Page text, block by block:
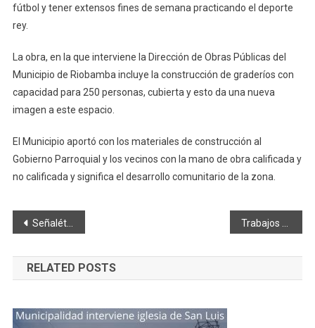
fútbol y tener extensos fines de semana practicando el deporte
rey.
La obra, en la que interviene la Dirección de Obras Públicas del
Municipio de Riobamba incluye la construcción de graderíos con
capacidad para 250 personas, cubierta y esto da una nueva
imagen a este espacio.
El Municipio aportó con los materiales de construcción al
Gobierno Parroquial y los vecinos con la mano de obra calificada y
no calificada y significa el desarrollo comunitario de la zona.
Navegación
de
entradas
Señalética da seguridad
RELATED POSTS